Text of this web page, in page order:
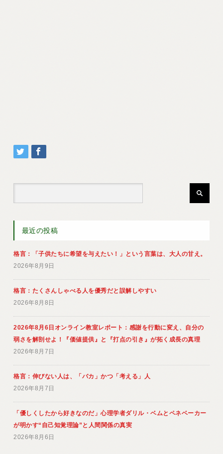
最近の投稿
格言：「子供たちに希望を与えたい！」という言葉は、大人の甘え。
2026年8月9日
格言：たくさんしゃべる人を優秀だと誤解しやすい
2026年8月8日
2026年8月6日オンライン教室レポート：感謝を行動に変え、自分の
弱さを解剖せよ！『価値提供』と『打点の引き』が拓く成長の真理
2026年8月7日
格言：伸びない人は、「バカ」かつ「考える」人
2026年8月7日
「優しくしたから好きなのだ」心理学者ダリル・ベムとペネベーカー
が明かす“自己知覚理論”と人間関係の真実
2026年8月6日